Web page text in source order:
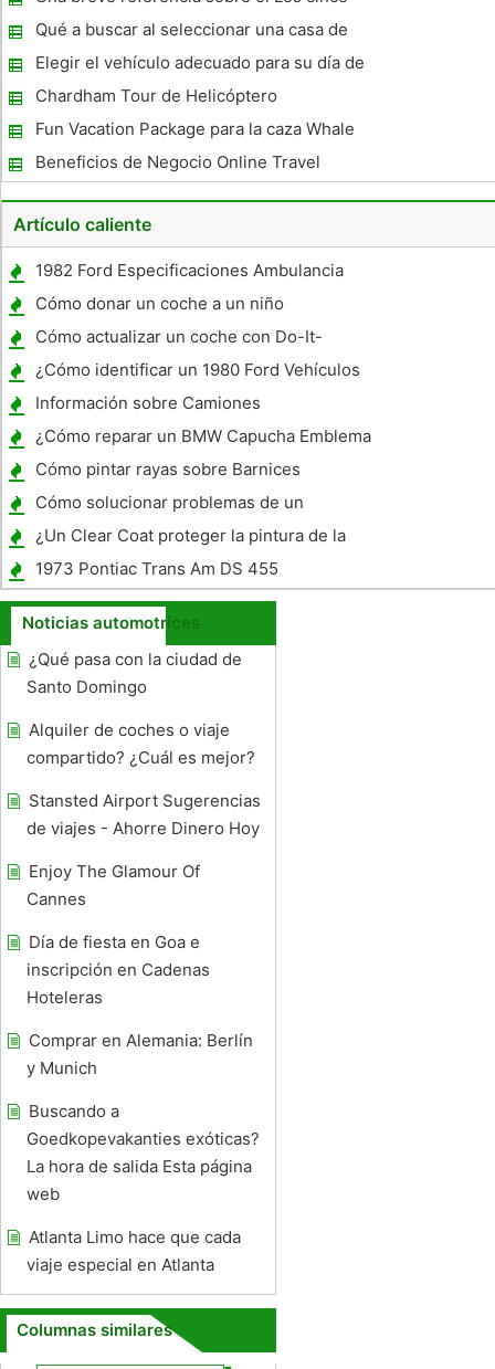
mejores hoteles en Singapur
Qué a buscar al seleccionar una casa de
huéspedes en Dublin
Elegir el vehículo adecuado para su día de
fiesta de las agencias de alquiler de coches
Chardham Tour de Helicóptero
Fun Vacation Package para la caza Whale
Beneficios de Negocio Online Travel
Agency
Artículo caliente
1982 Ford Especificaciones Ambulancia
Cómo donar un coche a un niño
Cómo actualizar un coche con Do-It-
Yourself Después-Market Parts
¿Cómo identificar un 1980 Ford Vehículos
Comerciales
Información sobre Camiones
Semirremolques Con Super Singles
¿Cómo reparar un BMW Capucha Emblema
Cómo pintar rayas sobre Barnices
Cómo solucionar problemas de un
carburador de 4 gargantas
¿Un Clear Coat proteger la pintura de la
decoloración ?
1973 Pontiac Trans Am DS 455
Especificaciones
Noticias automotrices
¿Qué pasa con la ciudad de
Santo Domingo
Alquiler de coches o viaje
compartido? ¿Cuál es mejor?
Stansted Airport Sugerencias
de viajes - Ahorre Dinero Hoy
Enjoy The Glamour Of
Cannes
Día de fiesta en Goa e
inscripción en Cadenas
Hoteleras
Comprar en Alemania: Berlín
y Munich
Buscando a
Goedkopevakanties exóticas?
La hora de salida Esta página
web
Atlanta Limo hace que cada
viaje especial en Atlanta
Columnas similares